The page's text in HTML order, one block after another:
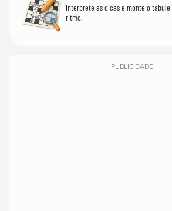
Interprete as dicas e monte o
ritmo.
PUBLICIDADE